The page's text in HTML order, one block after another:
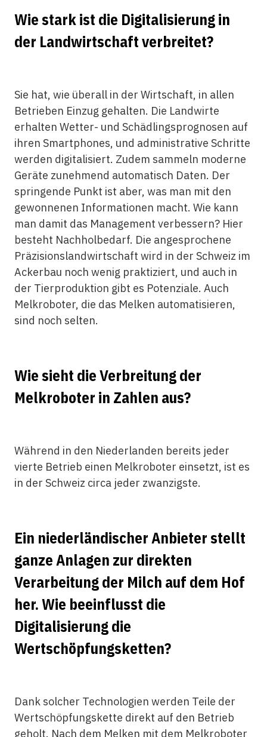
Wie stark ist die Digitalisierung in
der Landwirtschaft verbreitet?
Sie hat, wie überall in der Wirtschaft, in allen
Betrieben Einzug gehalten. Die Landwirte
erhalten Wetter- und Schädlingsprognosen auf
ihren Smartphones, und administrative Schritte
werden digitalisiert. Zudem sammeln moderne
Geräte zunehmend automatisch Daten. Der
springende Punkt ist aber, was man mit den
gewonnenen Informationen macht. Wie kann
man damit das Management verbessern? Hier
besteht Nachholbedarf. Die angesprochene
Präzisionslandwirtschaft wird in der Schweiz im
Ackerbau noch wenig praktiziert, und auch in
der Tierproduktion gibt es Potenziale. Auch
Melkroboter, die das Melken automatisieren,
sind noch selten.
Wie sieht die Verbreitung der
Melkroboter in Zahlen aus?
Während in den Niederlanden bereits jeder
vierte Betrieb einen Melkroboter einsetzt, ist es
in der Schweiz circa jeder zwanzigste.
Ein niederländischer Anbieter stellt
ganze Anlagen zur direkten
Verarbeitung der Milch auf dem Hof
her. Wie beeinflusst die
Digitalisierung die
Wertschöpfungsketten?
Dank solcher Technologien werden Teile der
Wertschöpfungskette direkt auf den Betrieb
geholt. Nach dem Melken mit dem Melkroboter